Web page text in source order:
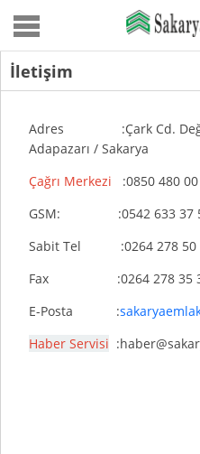
İletişim
Adres :Çark Cd.
Adapazarı / Sakarya
Çağrı Merkezi
:0850 480
GSM: :0542 633 37
Sabit Tel :0264 278 50
Fax :0264 278 35
E-Posta :
Haber Servisi